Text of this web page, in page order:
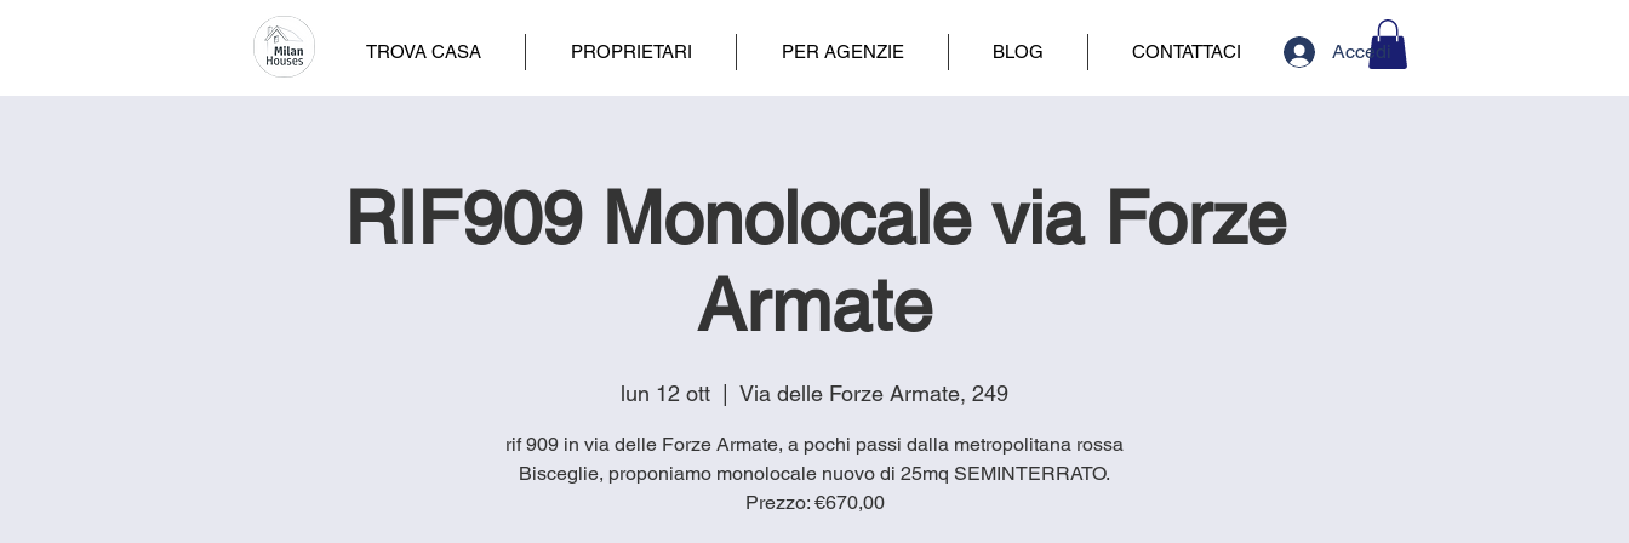
TROVA CASA PROPRIETARI PER AGENZIE BLOG CONTATTACI Accedi
RIF909 Monolocale via Forze
Armate
lun 12 ott
  |
Via delle Forze Armate, 249
rif 909 in via delle Forze Armate, a pochi passi dalla metropolitana rossa
Bisceglie, proponiamo monolocale nuovo di 25mq SEMINTERRATO.
Prezzo: €670,00